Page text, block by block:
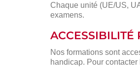
Chaque unité (UE/US,
examens.
Nos formations sont
handicap. Pour contacter